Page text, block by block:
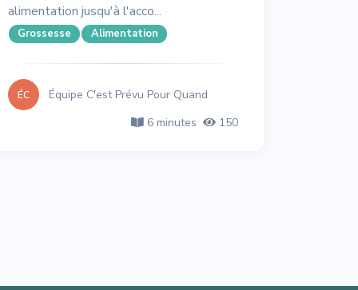
alimentation jusqu'à l'acco...
Grossesse Alimentation
ÉC
Équipe C'est Prévu Pour Quand
6 minutes
150